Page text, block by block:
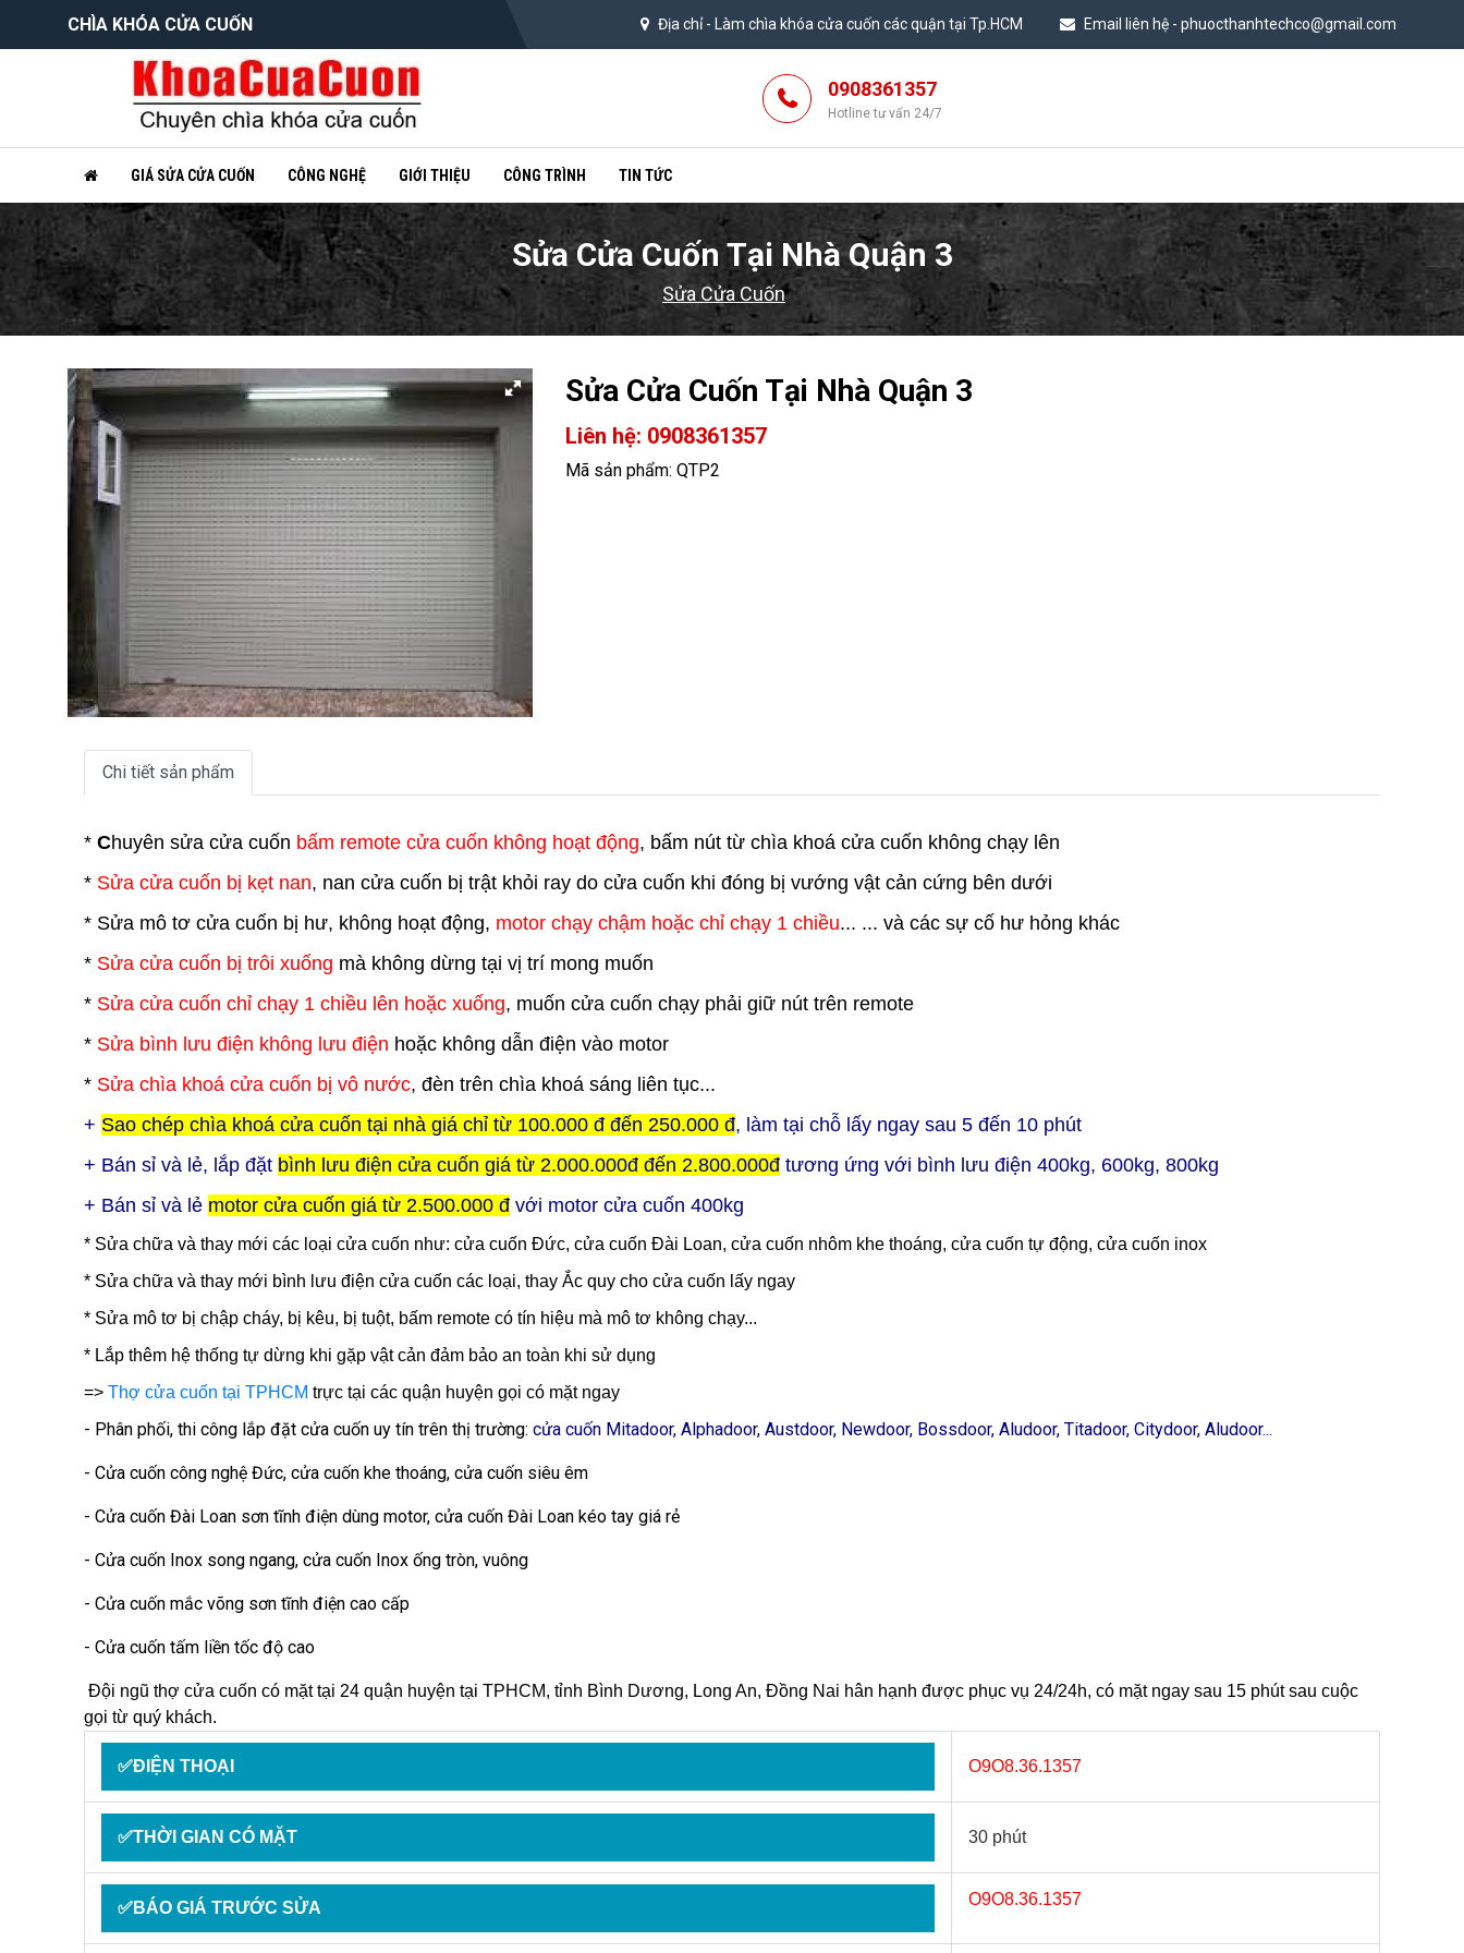
CHÌA KHÓA CỬA CUỐN Địa chỉ - Làm chìa khóa cửa cuốn các quận tại Tp.HCM Email liên hệ - phuocthanhtechco@gmail.com
0908361357
Hotline tư vấn 24/7
GIÁ SỬA CỬA CUỐN CÔNG NGHỆ GIỚI THIỆU CÔNG TRÌNH TIN TỨC
Sửa Cửa Cuốn Tại Nhà Quận 3
Sửa Cửa Cuốn
Sửa Cửa Cuốn Tại Nhà Quận 3
Liên hệ: 0908361357
Mã sản phẩm: QTP2
Chi tiết sản phẩm
* Chuyên sửa cửa cuốn bấm remote cửa cuốn không hoạt động, bấm nút từ chìa khoá cửa cuốn không chạy lên
* Sửa cửa cuốn bị kẹt nan, nan cửa cuốn bị trật khỏi ray do cửa cuốn khi đóng bị vướng vật cản cứng bên dưới
* Sửa mô tơ cửa cuốn bị hư, không hoạt động, motor chạy chậm hoặc chỉ chạy 1 chiều... ... và các sự cố hư hỏng khác
* Sửa cửa cuốn bị trôi xuống mà không dừng tại vị trí mong muốn
* Sửa cửa cuốn chỉ chạy 1 chiều lên hoặc xuống, muốn cửa cuốn chạy phải giữ nút trên remote
* Sửa bình lưu điện không lưu điện hoặc không dẫn điện vào motor
* Sửa chìa khoá cửa cuốn bị vô nước, đèn trên chìa khoá sáng liên tục...
+ Sao chép chìa khoá cửa cuốn tại nhà giá chỉ từ 100.000 đ đến 250.000 đ, làm tại chỗ lấy ngay sau 5 đến 10 phút
+ Bán sỉ và lẻ, lắp đặt bình lưu điện cửa cuốn giá từ 2.000.000đ đến 2.800.000đ tương ứng với bình lưu điện 400kg, 600kg, 800kg
+ Bán sỉ và lẻ motor cửa cuốn giá từ 2.500.000 đ với motor cửa cuốn 400kg
* Sửa chữa và thay mới các loại cửa cuốn như: cửa cuốn Đức, cửa cuốn Đài Loan, cửa cuốn nhôm khe thoáng, cửa cuốn tự động, cửa cuốn inox
* Sửa chữa và thay mới bình lưu điện cửa cuốn các loại, thay Ắc quy cho cửa cuốn lấy ngay
* Sửa mô tơ bị chập cháy, bị kêu, bị tuột, bấm remote có tín hiệu mà mô tơ không chạy...
* Lắp thêm hệ thống tự dừng khi gặp vật cản đảm bảo an toàn khi sử dụng
=> Thợ cửa cuốn tại TPHCM trực tại các quận huyện gọi có mặt ngay
- Phân phối, thi công lắp đặt cửa cuốn uy tín trên thị trường: cửa cuốn Mitadoor, Alphadoor, Austdoor, Newdoor, Bossdoor, Aludoor, Titadoor, Citydoor, Aludoor...
- Cửa cuốn công nghệ Đức, cửa cuốn khe thoáng, cửa cuốn siêu êm
- Cửa cuốn Đài Loan sơn tĩnh điện dùng motor, cửa cuốn Đài Loan kéo tay giá rẻ
- Cửa cuốn Inox song ngang, cửa cuốn Inox ống tròn, vuông
- Cửa cuốn mắc võng sơn tĩnh điện cao cấp
- Cửa cuốn tấm liền tốc độ cao
Đội ngũ thợ cửa cuốn có mặt tại 24 quận huyện tại TPHCM, tỉnh Bình Dương, Long An, Đồng Nai hân hạnh được phục vụ 24/24h, có mặt ngay sau 15 phút sau cuộc
gọi từ quý khách.
✅ĐIỆN THOẠI O9O8.36.1357
✅THỜI GIAN CÓ MẶT 30 phút
✅BÁO GIÁ TRƯỚC SỬA O9O8.36.1357